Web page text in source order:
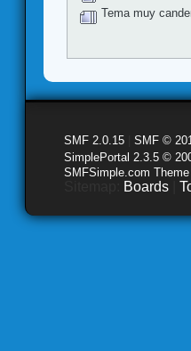
Tema muy
SMF 2.0.15 SMF ©
SimplePortal 2.3.5 ©
SMFSimple.com
Boards